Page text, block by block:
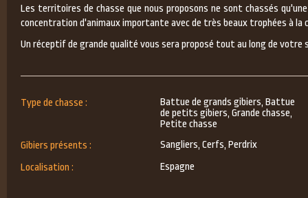
Les territoires de chasse que nous proposons ne sont chassés
concentration d'animaux importante avec de très beaux trophées à la
Un réceptif de grande qualité vous sera proposé tout au long de votre
Type de chasse :
Battue de grands gibiers, Battue
de petits gibiers, Grande chasse,
Petite chasse
Gibiers présents :
Sangliers, Cerfs, Perdrix
Localisation :
Espagne